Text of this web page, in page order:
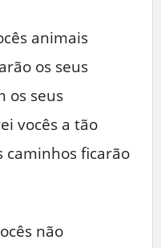
animais
os seus
os seus
vocês a tão
caminhos ficarão
não